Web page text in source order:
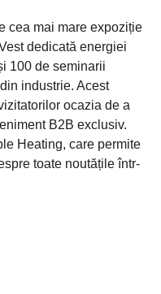
cea mai mare expoziție
dedicată energiei
100 de seminarii
industrie. Acest
ocazia de a
B2B exclusiv.
Heating, care permite
toate noutățile într-